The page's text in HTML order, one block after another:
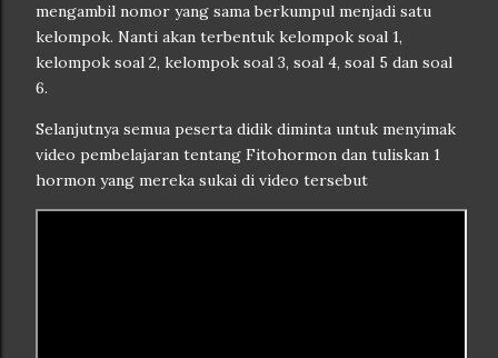
mengambil nomor yang sama berkumpul menjadi satu
kelompok. Nanti akan terbentuk kelompok soal 1,
kelompok soal 2, kelompok soal 3, soal 4, soal 5 dan soal
6.
Selanjutnya semua peserta didik diminta untuk menyimak
video pembelajaran tentang Fitohormon dan tuliskan 1
hormon yang mereka sukai di video tersebut